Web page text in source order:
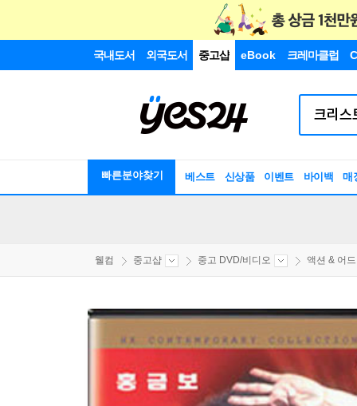
국내도서 외국도서 중고샵 eBook 크레마클럽
빠른분야찾기 베스트 신상품 이벤트 바이백 매
웰컴 중고샵 중고 DVD/비디오 액션 & 어